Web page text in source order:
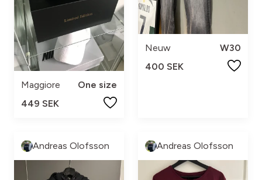
Maggiore
One size
449 SEK
Neuw
W30
400 SEK
Andreas Olofsson Andreas Olofsson